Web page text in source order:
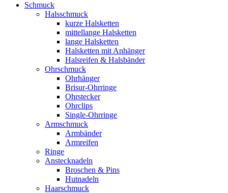
Schmuck
Halsschmuck
kurze Halsketten
mittellange Halsketten
lange Halsketten
Halsketten mit Anhänger
Halsreifen & Halsbänder
Ohrschmuck
Ohrhänger
Brisur-Ohrringe
Ohrstecker
Ohrclips
Single-Ohrringe
Armschmuck
Armbänder
Armreifen
Ringe
Anstecknadeln
Broschen & Pins
Hutnadeln
Haarschmuck